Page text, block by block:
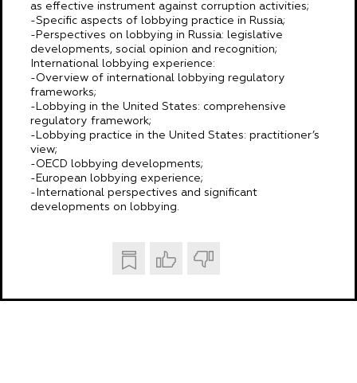
as effective instrument against corruption activities;
-Specific aspects of lobbying practice in Russia;
-Perspectives on lobbying in Russia: legislative
developments, social opinion and recognition;
International lobbying experience:
-Overview of international lobbying regulatory
frameworks;
-Lobbying in the United States: comprehensive
regulatory framework;
-Lobbying practice in the United States: practitioner’s
view;
-OECD lobbying developments;
-European lobbying experience;
-International perspectives and significant
developments on lobbying.